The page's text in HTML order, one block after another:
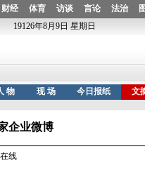
企业微博
线